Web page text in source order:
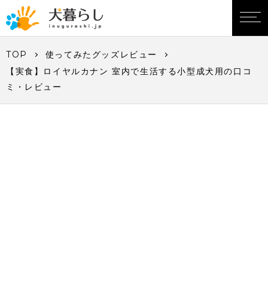
TOP
使ってみたグッズレビュー
【実食】ロイヤルカナン 室内で生活する小型成犬用の口コ
ミ・レビュー